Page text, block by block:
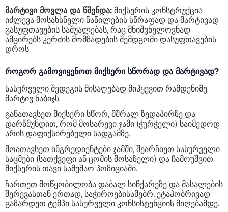
მარტივი მოვლა და წმენდა: მიქსერის კონსტრუქცია
იძლევა მოსახსნელი ნაწილების სწრაფად და მარტივად
გასუფთავების საშუალებას, რაც მნიშვნელოვნად
ამცირებს კერძის მომზადების შემდგომი დასუფთავების
დროს.
როგორ გამოვიყენოთ მიქსერი სწორად და მარტივად?
სასურველი შედეგის მისაღებად მიჰყევით რამდენიმე
მარტივ ნაბიჯს:
განათავსეთ მიქსერი სწორ, მშრალ ზედაპირზე და
დარწმუნდით, რომ მოსარევი ჯამი (ჭურჭელი) საიმედოდ
არის დაფიქსირებული სადგამზე.
მოათავსეთ ინგრედიენტები ჯამში, შეარჩიეთ სასურველი
საცმები (სათქვეფი ან ცომის მოსაზელი) და ჩამოუშვით
მიქსერის თავი სამუშაო პოზიციაში.
ჩართეთ მოწყობილობა დაბალ სიჩქარეზე და მასალების
შერევასთან ერთად, საჭიროებისამებრ, ეტაპობრივად
გაზარდეთ ტემპი სასურველი კონსისტენციის მიღებამდე.